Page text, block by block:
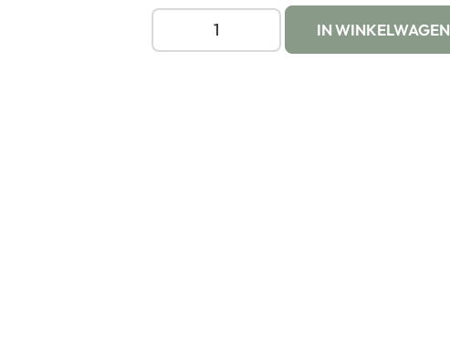
IN WINKELWAGEN